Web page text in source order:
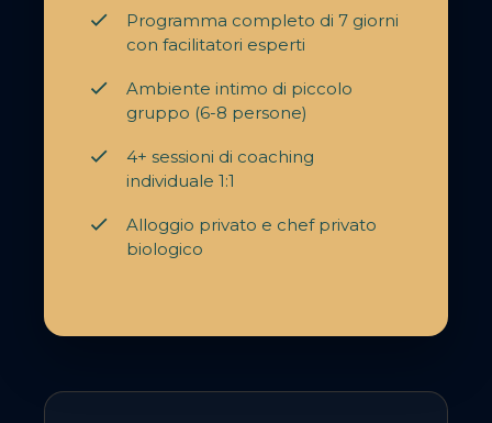
Programma completo di 7 giorni
con facilitatori esperti
Ambiente intimo di piccolo
gruppo (6-8 persone)
4+ sessioni di coaching
individuale 1:1
Alloggio privato e chef privato
biologico